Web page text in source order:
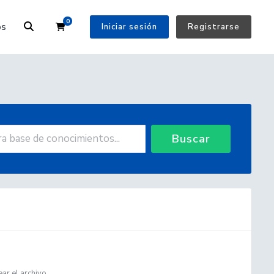
0
Carrito Iniciar sesión Registrarse
Buscar